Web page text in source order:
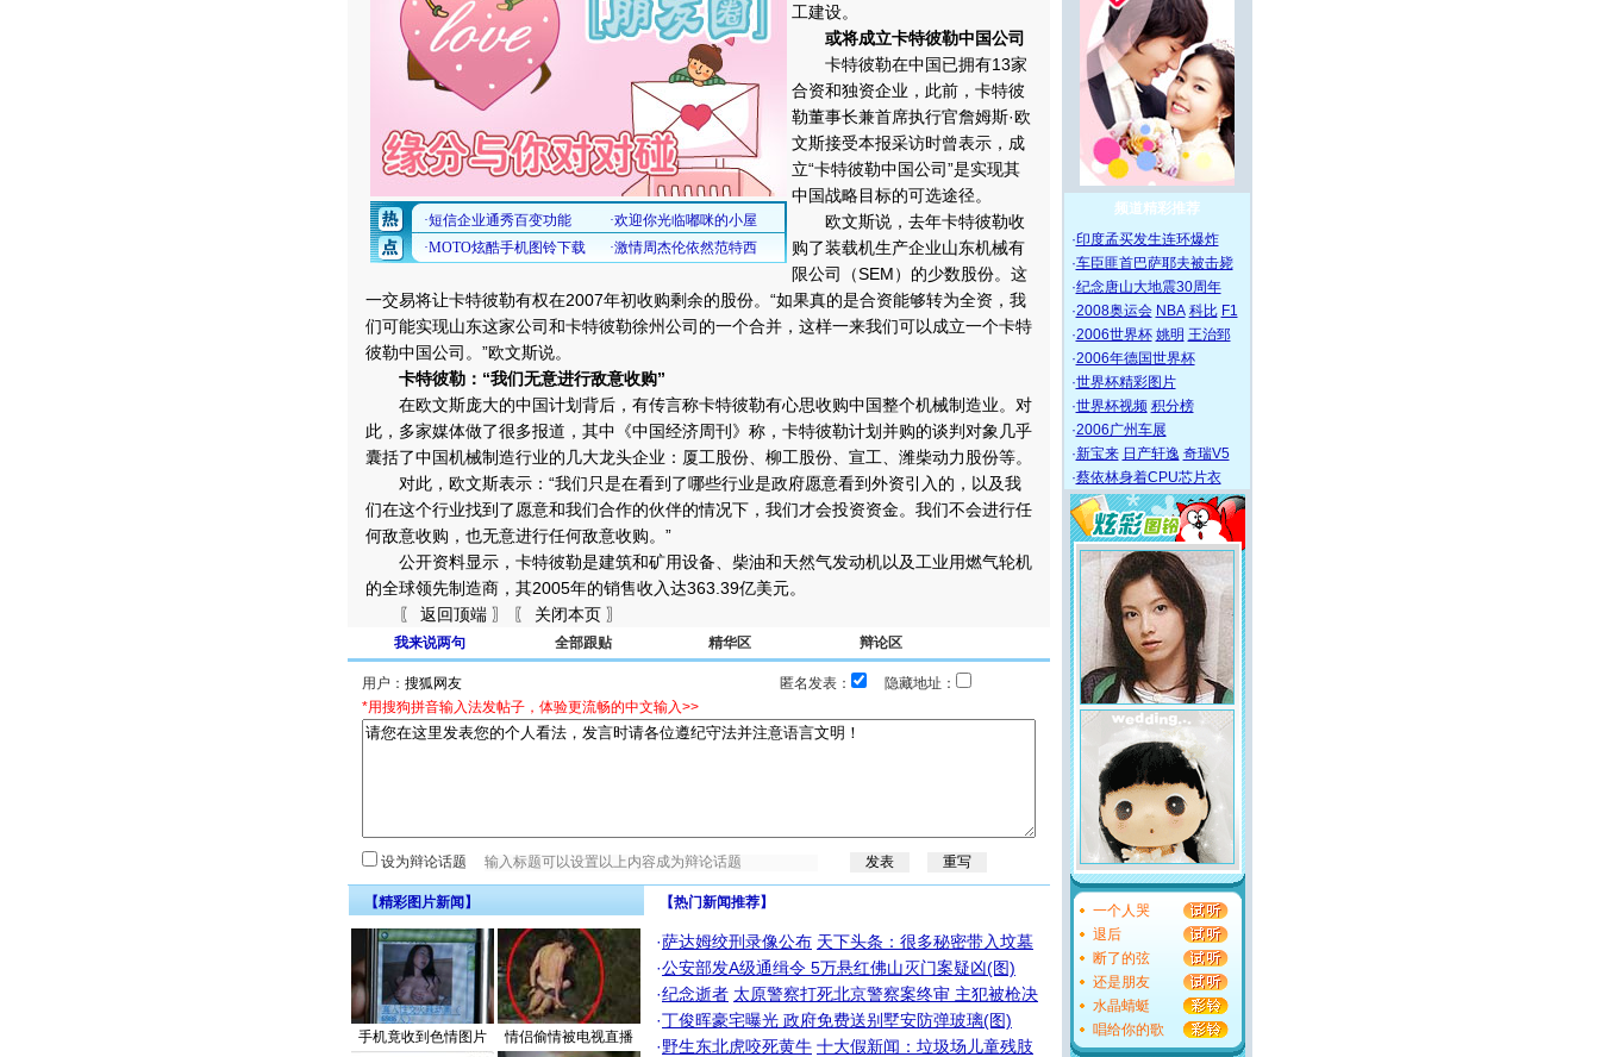
工建设。
或将成立卡特彼勒中国公司
卡特彼勒在中国已拥有13家
合资和独资企业，此前，卡特彼
勒董事长兼首席执行官詹姆斯·欧
文斯接受本报采访时曾表示，成
立“卡特彼勒中国公司”是实现其
中国战略目标的可选途径。
欧文斯说，去年卡特彼勒收
购了装载机生产企业山东机械有
限公司（SEM）的少数股份。这
一交易将让卡特彼勒有权在2007年初收购剩余的股份。“如果真的是合资能够转为全资，我
们可能实现山东这家公司和卡特彼勒徐州公司的一个合并，这样一来我们可以成立一个卡特
彼勒中国公司。”欧文斯说。
卡特彼勒：“我们无意进行敌意收购”
在欧文斯庞大的中国计划背后，有传言称卡特彼勒有心思收购中国整个机械制造业。对
此，多家媒体做了很多报道，其中《中国经济周刊》称，卡特彼勒计划并购的谈判对象几乎
囊括了中国机械制造行业的几大龙头企业：厦工股份、柳工股份、宣工、潍柴动力股份等。
对此，欧文斯表示：“我们只是在看到了哪些行业是政府愿意看到外资引入的，以及我
们在这个行业找到了愿意和我们合作的伙伴的情况下，我们才会投资资金。我们不会进行任
何敌意收购，也无意进行任何敌意收购。”
公开资料显示，卡特彼勒是建筑和矿用设备、柴油和天然气发动机以及工业用燃气轮机
的全球领先制造商，其2005年的销售收入达363.39亿美元。
〖 返回顶端 〗 〖 关闭本页 〗
我来说两句 全部跟贴 精华区 辩论区
用户： 匿名发表：
隐藏地址：
*用搜狗拼音输入法发帖子，体验更流畅的中文输入>>
设为辩论话题
【精彩图片新闻】
手机竟收到色情图片 情侣偷情被电视直播
【热门新闻推荐】
·萨达姆绞刑录像公布 天下头条：很多秘密带入坟墓
·公安部发A级通缉令 5万悬红佛山灭门案疑凶(图)
·纪念逝者 太原警察打死北京警察案终审 主犯被枪决
·丁俊晖豪宅曝光 政府免费送别墅安防弹玻璃(图)
·野生东北虎咬死黄牛 十大假新闻：垃圾场儿童残肢
频道精彩推荐
·印度孟买发生连环爆炸
·车臣匪首巴萨耶夫被击毙
·纪念唐山大地震30周年
·2008奥运会 NBA 科比 F1
·2006世界杯 姚明 王治郅
·2006年德国世界杯
·世界杯精彩图片
·世界杯视频 积分榜
·2006广州车展
·新宝来 日产轩逸 奇瑞V5
·蔡依林身着CPU芯片衣
一个人哭
退后
断了的弦
还是朋友
水晶蜻蜓
唱给你的歌